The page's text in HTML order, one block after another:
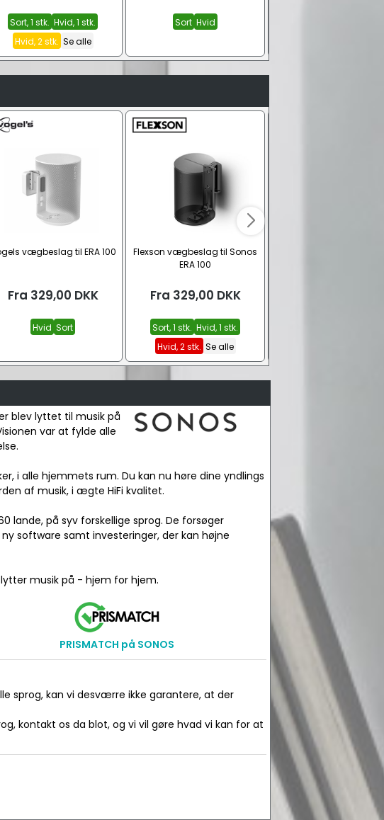
Sort, 1 stk. Hvid, 1 stk.
Hvid, 2 stk. Se alle
Sort Hvid
vægbeslag til ERA 100
Fra 329,00 DKK
Hvid Sort
Flexson vægbeslag til Sonos
ERA 100
Fra 329,00 DKK
Sort, 1 stk. Hvid, 1 stk.
Hvid, 2 stk. Se alle
blev lyttet til musik på
var at fylde alle
i alle hjemmets rum. Du kan nu høre dine yndlings
af musik, i ægte HiFi kvalitet.
lande, på syv forskellige sprog. De forsøger
software samt investeringer, der kan højne
musik på - hjem for hjem.
PRISMATCH på SONOS
sprog, kan vi desværre ikke garantere, at der
kontakt os da blot, og vi vil gøre hvad vi kan for at